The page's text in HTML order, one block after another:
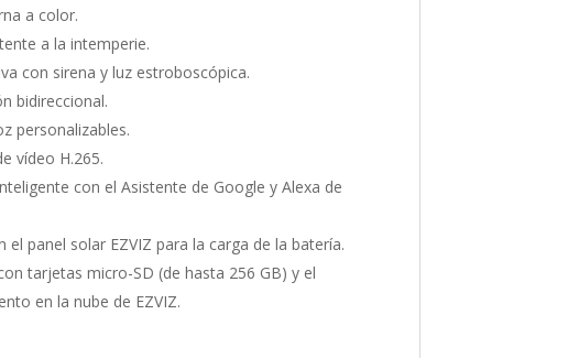
a color.
a la intemperie.
con sirena y luz estroboscópica.
bidireccional.
personalizables.
vídeo H.265.
con el Asistente de Google y Alexa de
el panel solar EZVIZ para la carga de la batería.
tarjetas micro-SD (de hasta 256 GB) y el
en la nube de EZVIZ.